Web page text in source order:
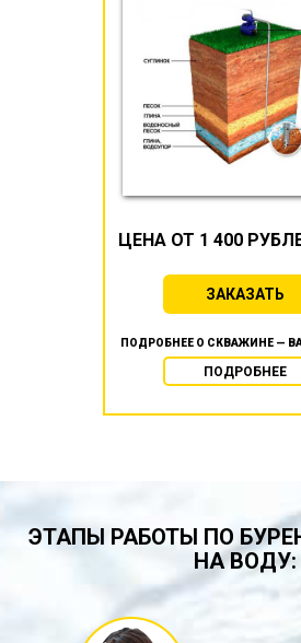
ЦЕНА ОТ 1 400
ЗАКАЗАТЬ
ПОДРОБНЕЕ О СКВАЖИНЕ —
ПОДРОБНЕЕ
ЭТАПЫ РАБОТЫ ПО
НА ВОДУ: